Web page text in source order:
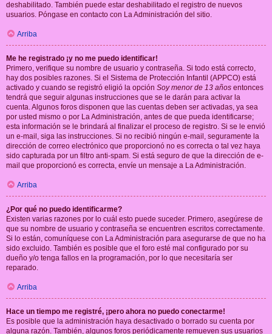
deshabilitado. También puede estar deshabilitado el registro de nuevos
usuarios. Póngase en contacto con La Administración del sitio.
Arriba
Me he registrado ¡y no me puedo identificar!
Primero, verifique su nombre de usuario y contraseña. Si todo está correcto,
hay dos posibles razones. Si el Sistema de Protección Infantil (APPCO) está
activado y cuando se registró eligió la opción Soy menor de 13 años entonces
tendrá que seguir algunas instrucciones que se le darán para activar la
cuenta. Algunos foros disponen que las cuentas deben ser activadas, ya sea
por usted mismo o por La Administración, antes de que pueda identificarse;
esta información se le brindará al finalizar el proceso de registro. Si se le envió
un e-mail, siga las instrucciones. Si no recibió ningún e-mail, seguramente la
dirección de correo electrónico que proporcionó no es correcta o tal vez haya
sido capturada por un filtro anti-spam. Si está seguro de que la dirección de e-
mail que proporcionó es correcta, envíe un mensaje a La Administración.
Arriba
¿Por qué no puedo identificarme?
Existen varias razones por lo cuál esto puede suceder. Primero, asegúrese de
que su nombre de usuario y contraseña se encuentren escritos correctamente.
Si lo están, comuníquese con La Administración para asegurarse de que no ha
sido excluido. También es posible que el foro esté mal configurado por su
dueño y/o tenga fallos en la programación, por lo que necesitaría ser
reparado.
Arriba
Hace un tiempo me registré, ¡pero ahora no puedo conectarme!
Es posible que la administración haya desactivado o borrado su cuenta por
alguna razón. También, algunos foros periódicamente remueven sus usuarios